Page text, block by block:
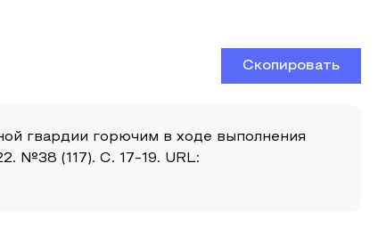
Скопировать
гвардии горючим в ходе выполнения
№38 (117). С. 17-19. URL: